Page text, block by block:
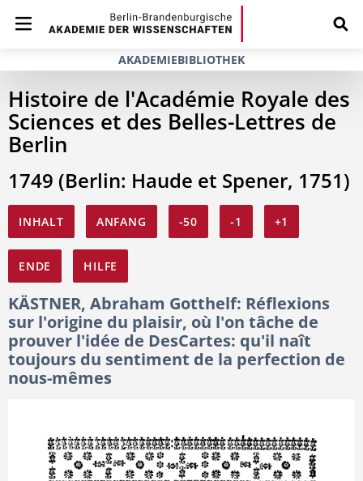
AKADEMIEBIBLIOTHEK
Histoire de l'Académie Royale des
Sciences et des Belles-Lettres de
Berlin
1749 (Berlin: Haude et Spener, 1751)
INHALT ANFANG -50 -1 +1
ENDE HILFE
KÄSTNER, Abraham Gotthelf: Réflexions
sur l'origine du plaisir, où l'on tâche de
prouver l'idée de DesCartes: qu'il naît
toujours du sentiment de la perfection de
nous-mêmes